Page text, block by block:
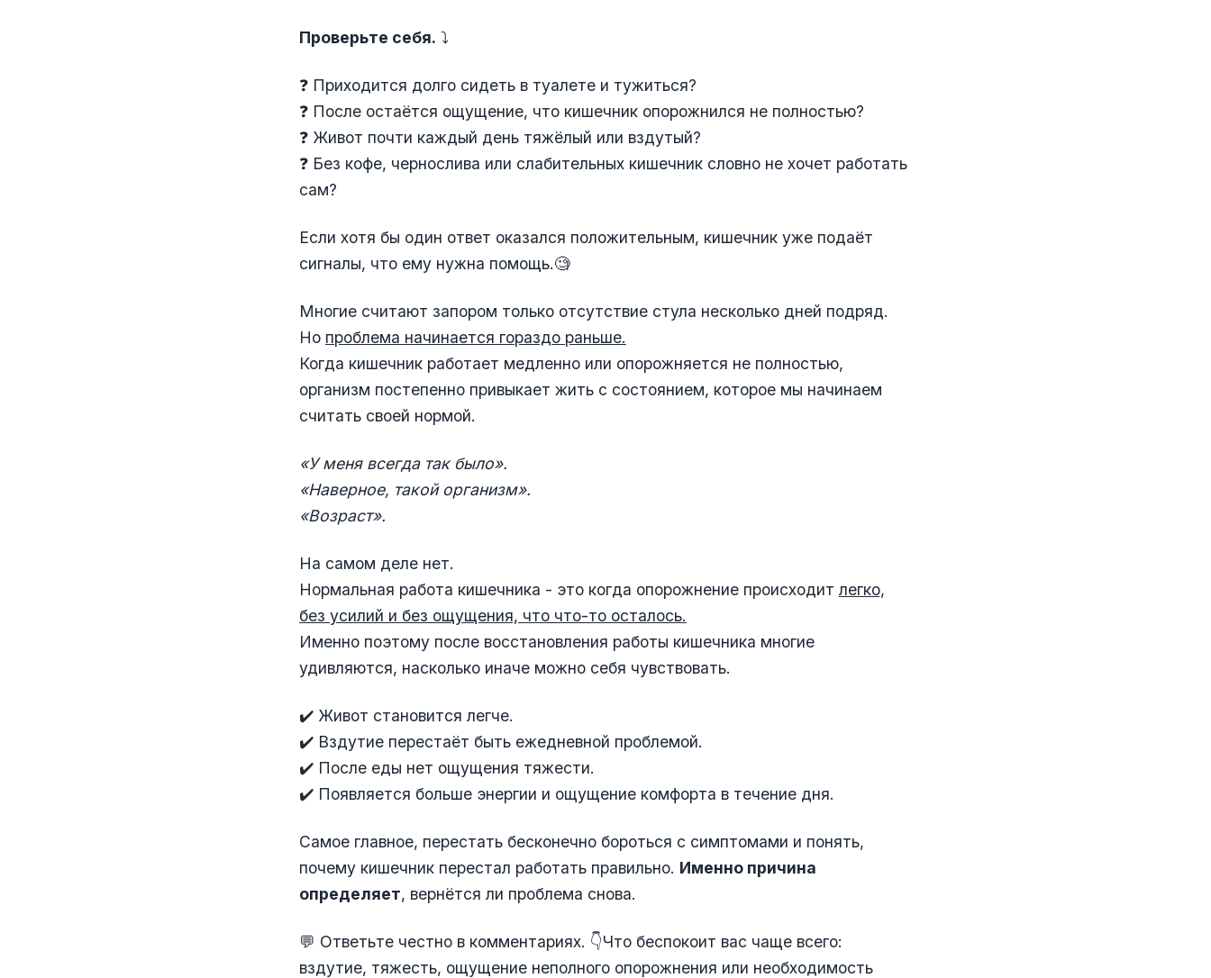
Проверьте себя. ⤵
❓ Приходится долго сидеть в туалете и тужиться?
❓ После остаётся ощущение, что кишечник опорожнился не полностью?
❓ Живот почти каждый день тяжёлый или вздутый?
❓ Без кофе, чернослива или слабительных кишечник словно не хочет работать
сам?
Если хотя бы один ответ оказался положительным, кишечник уже подаёт
сигналы, что ему нужна помощь.🧐
Многие считают запором только отсутствие стула несколько дней подряд.
Но проблема начинается гораздо раньше.
Когда кишечник работает медленно или опорожняется не полностью,
организм постепенно привыкает жить с состоянием, которое мы начинаем
считать своей нормой.
«У меня всегда так было».
«Наверное, такой организм».
«Возраст».
На самом деле нет.
Нормальная работа кишечника - это когда опорожнение происходит легко,
без усилий и без ощущения, что что-то осталось.
Именно поэтому после восстановления работы кишечника многие
удивляются, насколько иначе можно себя чувствовать.
✔️ Живот становится легче.
✔️ Вздутие перестаёт быть ежедневной проблемой.
✔️ После еды нет ощущения тяжести.
✔️ Появляется больше энергии и ощущение комфорта в течение дня.
Самое главное, перестать бесконечно бороться с симптомами и понять,
почему кишечник перестал работать правильно. Именно причина
определяет, вернётся ли проблема снова.
💬 Ответьте честно в комментариях. 👇Что беспокоит вас чаще всего:
вздутие, тяжесть, ощущение неполного опорожнения или необходимость